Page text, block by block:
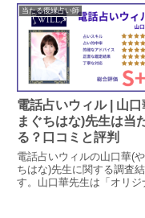
る占い師です。Sasa先生
や鑑定方法、口コミでの評
る占い的中率を調査してい
口コミから鑑定時の対応に
も見ていきます。
当たる復縁占い師
電話占いウィル | 山口
まぐちはな)先生は当
る？口コミと評判
電話占いウィルの山口華(
ちはな)先生に関する調査
す。山口華先生は「オリジ